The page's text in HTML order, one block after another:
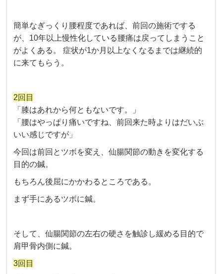
簡単なぎっくり腰程度であれば、前回の施術でする
が、10年以上慢性化している腰痛は戻ってしまうこと
がよくある。 症状が1か月以上なくなるまでは継続的
に来てもらう。
2回目
「膝はあれから何ともないです。」
「腰はやっぱり痛いですね、前回来た時よりはだいぶ
いい感じですが」
今回は前回とツボを変え、仙腸関節の動きを変化する
目的の鍼。
もちろん後屈にかかわるところである。
まず手にあるツボに鍼。
そして、仙腸関節の左右の硬さを触診し緩める目的で
肩甲骨内側に鍼。
3回目